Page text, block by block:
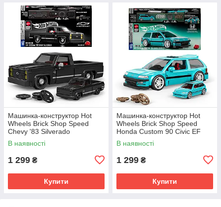
Машинка-конструктор Hot
Wheels Brick Shop Speed
Chevy '83 Silverado
В наявності
1 299 ₴
Купити
Машинка-конструктор Hot
Wheels Brick Shop Speed
Honda Custom 90 Civic EF
В наявності
1 299 ₴
Купити